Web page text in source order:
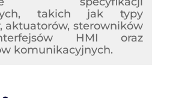
takich jak typy
aktuatorów, sterowników
HMI oraz
komunikacyjnych.